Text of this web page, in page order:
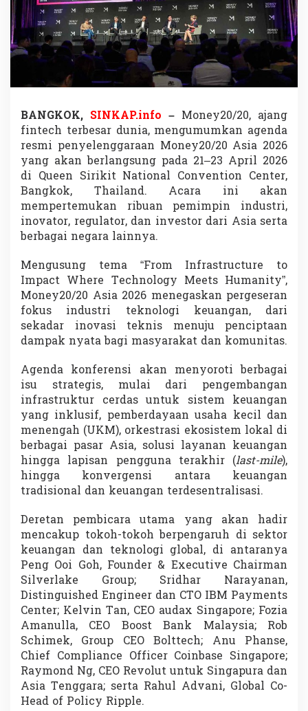
S
i
a
p
D
i
a
r
,
F
i
n
t
c
h
F
k
u
s
D
m
p
k
K
e
m
a
u
s
i
a
a
BANGKOK, SINKAP.info – Money20/20, ajang
fintech terbesar dunia, mengumumkan agenda
resmi penyelenggaraan Money20/20 Asia 2026
yang akan berlangsung pada 21–23 April 2026
di Queen Sirikit National Convention Center,
Bangkok, Thailand. Acara ini akan
mempertemukan ribuan pemimpin industri,
inovator, regulator, dan investor dari Asia serta
berbagai negara lainnya.
Mengusung tema “From Infrastructure to
Impact Where Technology Meets Humanity”,
Money20/20 Asia 2026 menegaskan pergeseran
fokus industri teknologi keuangan, dari
sekadar inovasi teknis menuju penciptaan
dampak nyata bagi masyarakat dan komunitas.
Agenda konferensi akan menyoroti berbagai
isu strategis, mulai dari pengembangan
infrastruktur cerdas untuk sistem keuangan
yang inklusif, pemberdayaan usaha kecil dan
menengah (UKM), orkestrasi ekosistem lokal di
berbagai pasar Asia, solusi layanan keuangan
hingga lapisan pengguna terakhir (last-mile),
hingga konvergensi antara keuangan
tradisional dan keuangan terdesentralisasi.
Deretan pembicara utama yang akan hadir
mencakup tokoh-tokoh berpengaruh di sektor
keuangan dan teknologi global, di antaranya
Peng Ooi Goh, Founder & Executive Chairman
Silverlake Group; Sridhar Narayanan,
Distinguished Engineer dan CTO IBM Payments
Center; Kelvin Tan, CEO audax Singapore; Fozia
Amanulla, CEO Boost Bank Malaysia; Rob
Schimek, Group CEO Bolttech; Anu Phanse,
Chief Compliance Officer Coinbase Singapore;
Raymond Ng, CEO Revolut untuk Singapura dan
Asia Tenggara; serta Rahul Advani, Global Co-
Head of Policy Ripple.